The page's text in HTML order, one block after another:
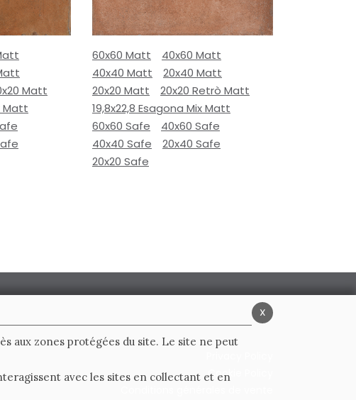
Matt
Matt
60x60 Matt
40x60 Matt
40x40 Matt
20x40 Matt
20x20 Matt
20x20 Retrò Matt
19,8x22,8 Esagona Mix Matt
60x60 Safe
40x60 Safe
40x40 Safe
20x40 Safe
20x20 Safe
Cookie Policy
x
aux zones protégées du site. Le site ne peut
avec les sites en collectant et en